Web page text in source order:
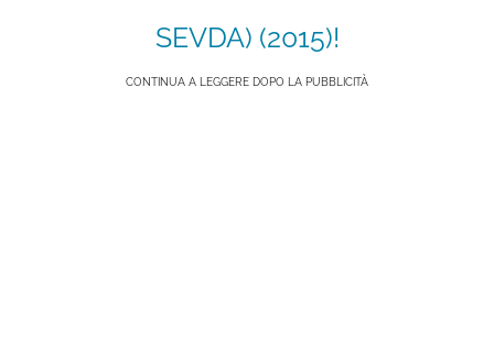
SEVDA) (2015)!
CONTINUA A LEGGERE DOPO LA PUBBLICITÀ